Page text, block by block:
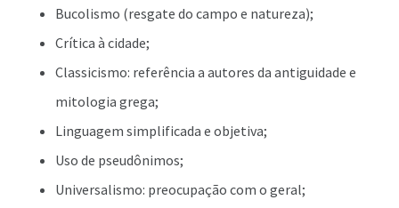
Bucolismo (resgate do campo e natureza);
Crítica à cidade;
Classicismo: referência a autores da antiguidade e
mitologia grega;
Linguagem simplificada e objetiva;
Uso de pseudônimos;
Universalismo: preocupação com o geral;